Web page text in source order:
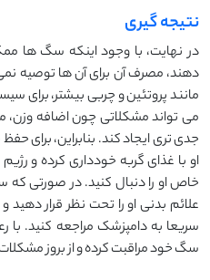
نتیجه گیری
در نهایت، با وجود اینکه سگ‌ ها
دهند، مصرف آن برای آن ‌ها توصیه
مانند پروتئین و چربی بیشتر،
می‌ تواند مشکلاتی چون اضافه
جدی ‌تری ایجاد کند. بنابراین، برای
او با غذای گربه خودداری کرده و
خاص او را دنبال کنید. در صورتی
علائم بدنی او را تحت نظر قرار
سریعا به دامپزشک مراجعه کنید. با
سگ خود مراقبت کرده و از بروز